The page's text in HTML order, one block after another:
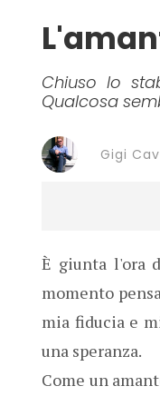
Chiuso lo
Qualcosa
Gigi
È giunta l'ora
momento
mia fiducia e
una speranza.
Come un